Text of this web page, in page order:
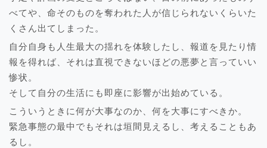
べてや、命そのものを奪われた人が信じられないくらいた
くさん出てしまった。
自分自身も人生最大の揺れを体験したし、報道を見たり情
報を得れば、それは直視できないほどの悪夢と言っていい
惨状。
そして自分の生活にも即座に影響が出始めている。
こういうときに何が大事なのか、何を大事にすべきか。
緊急事態の最中でもそれは垣間見えるし、考えることもあ
るし。